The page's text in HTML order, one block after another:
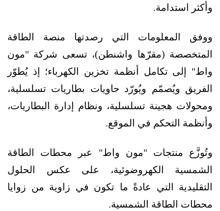
وأكثر استدامة.
ووفق المعلومات التي رصدتها منصة الطاقة
المتخصصة (مقرّها واشنطن)، تسعى شركة "مون
واط" إلى تكامل أنظمة تخزين الكهرباء؛ إذ يُطوّر
الفريق ويُصمّم ويُورّد حاويات بطاريات تسلسلية،
ومحولات هجينة تسلسلية، ونظام إدارة البطاريات،
وأنظمة التحكم في الموقع.
وتُوزَّع منتجات "مون واط" عبر محطات الطاقة
الشمسية الكهروضوئية، على عكس الحلول
التقليدية التي عادةً ما تكون في زاوية من زوايا
محطات الطاقة الشمسية.